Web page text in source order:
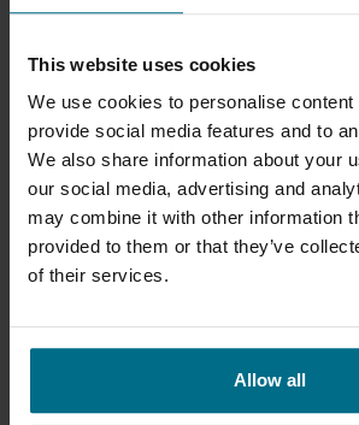
This website uses cookies
We use cookies to personalise content
provide social media features and to
We also share information about your
our social media, advertising and
may combine it with other information
provided to them or that they’ve
of their services.
Allow all
състоянието на съоръжението,
предприети.
ЗАЩО ТОВА Е ВАЖНО ЗА